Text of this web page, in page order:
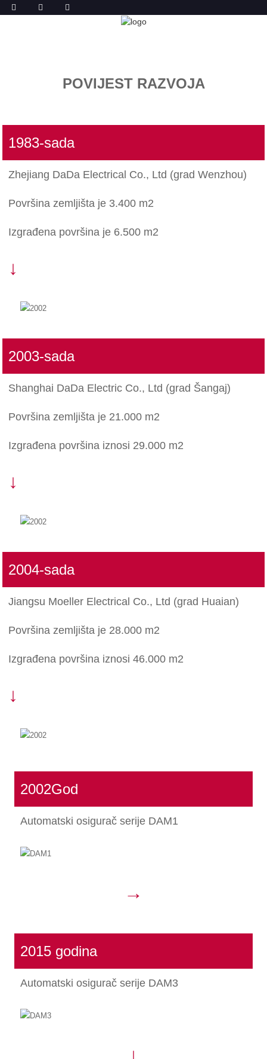
ISTORIJA
POVIJEST RAZVOJA
1983-sada
Zhejiang DaDa Electrical Co., Ltd (grad Wenzhou)
Površina zemljišta je 3.400 m2
Izgrađena površina je 6.500 m2
↓
2003-sada
Shanghai DaDa Electric Co., Ltd (grad Šangaj)
Površina zemljišta je 21.000 m2
Izgrađena površina iznosi 29.000 m2
↓
2004-sada
Jiangsu Moeller Electrical Co., Ltd (grad Huaian)
Površina zemljišta je 28.000 m2
Izgrađena površina iznosi 46.000 m2
↓
2002God
Automatski osigurač serije DAM1
→
2015 godina
Automatski osigurač serije DAM3